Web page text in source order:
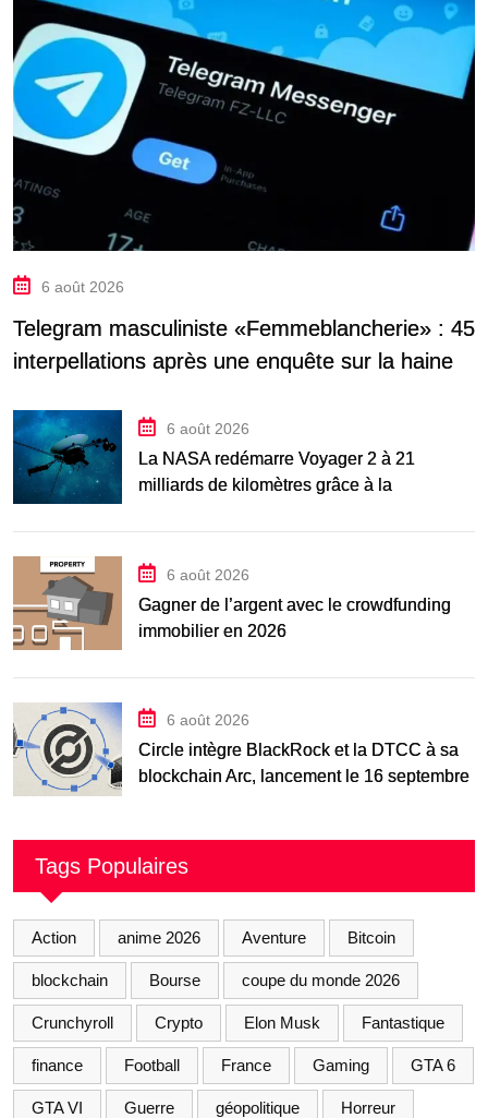
6 août 2026
Telegram masculiniste «Femmeblancherie» : 45
interpellations après une enquête sur la haine
6 août 2026
La NASA redémarre Voyager 2 à 21
milliards de kilomètres grâce à la
6 août 2026
Gagner de l’argent avec le crowdfunding
immobilier en 2026
6 août 2026
Circle intègre BlackRock et la DTCC à sa
blockchain Arc, lancement le 16 septembre
Tags Populaires
Action anime 2026 Aventure Bitcoin
blockchain Bourse coupe du monde 2026
Crunchyroll Crypto Elon Musk Fantastique
finance Football France Gaming GTA 6
GTA VI Guerre géopolitique Horreur